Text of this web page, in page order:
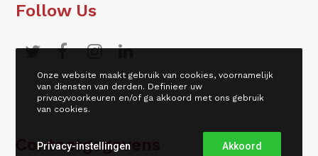
Follow Us
Contactgegevens
Onze website maakt gebruik van cookies, voornamelijk
van diensten van derden. Definieer uw
privacyvoorkeuren en/of ga akkoord met ons gebruik
van cookies.
Privacy-instellingen Akkoord